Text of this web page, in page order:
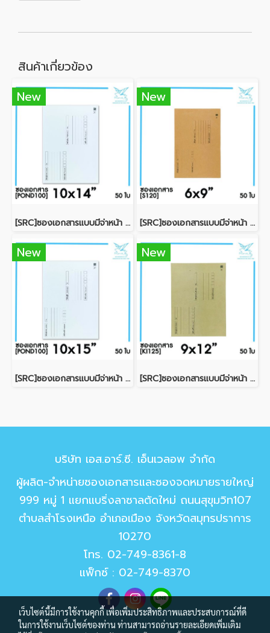
สินค้าเกี่ยวข้อง
New
[SRC]ซองเอกสารแบบมีจ่าหน้า 10x14"(POND100)
New
[SRC]ซองเอกสารแบบมีจ่าหน้า 6x9"(S120)
New
[SRC]ซองเอกสารแบบมีจ่าหน้า 10x15"(POND100)
New
[SRC]ซองเอกสารแบบมีจ่าหน้า 9x12"(KI125)
บริษัท เอส.อาร์.ซี. เอ็นเวลอพ จำกัด
ผู้ผลิต-จำหน่ายซองเอกสารและซองจดหมายรายใหญ่
999 หมู่ 1 แยกแบริ่งลาซาลตัดใหม่ ถนนสุขุมวิท107
ตำบลสำโรงเหนือ อำเภอเมือง จังหวัดสมุทรปราการ
10270
โทร. 02-749-8361-8
แฟ็กซ์ : 02-749-8370
เว็บไซต์นี้มีการใช้งานคุกกี้ เพื่อเพิ่มประสิทธิภาพและประสบการณ์ที่ดี
ในการใช้งานเว็บไซต์ของท่าน ท่านสามารถอ่านรายละเอียดเพิ่มเติม